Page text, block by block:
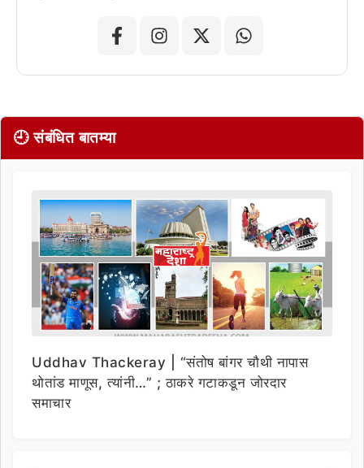
🕘 संबंधित बातम्या
Uddhav Thackeray | “संतोष बांगर चौथी नापास
थोतांड माणूस, त्यांनी…” ; ठाकरे गटाकडून जोरदार
समाचार